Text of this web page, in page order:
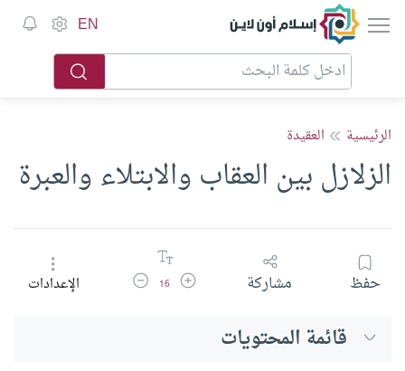
إسلام أون لاين EN
الرئيسية العقيدة
الزلازل بين العقاب والابتلاء والعبرة
حفظ مشاركة زيادة حجم الخط
16 تقليل حجم الخطالإعدادات
قائمة المحتويات